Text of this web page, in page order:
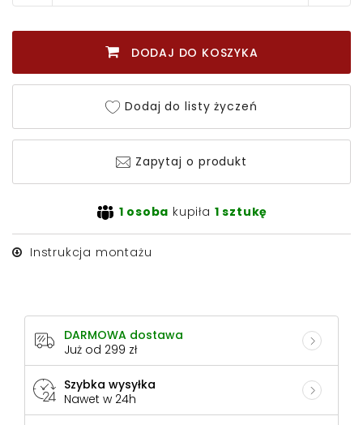
DODAJ DO KOSZYKA
Dodaj do listy życzeń
Zapytaj o produkt
1 osoba kupiła 1 sztukę
Instrukcja montażu
DARMOWA dostawa
Już od 299 zł
Szybka wysyłka
Nawet w 24h